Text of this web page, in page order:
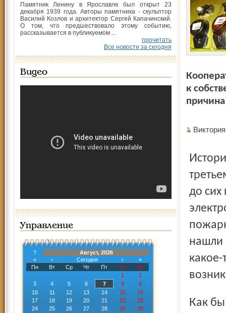
Памятник Ленину в Ярославле был открыт 23
декабря 1939 года. Авторы памятника - скульптор
Василий Козлов и архитектор Сергей Капачинский.
О том, что предшествовало этому событию,
рассказывается в публикуемом ...
прочитать
Все новости за сегодня
Видео
Управление
?
Август, 2026
«
‹ Сегодня ›
»
Пн
Вт Ср Чт Пт Сб
Вс
1
2
3
4 5 6 7 8
9
10
11 12 13 14 15
16
17
18 19 20 21 22
23
24
25 26 27 28 29
30
к
История началась в 2010 году. Жарким июльским днём в
до сих
нашли
Как бы там ни было, но в одночасье обитатели целого